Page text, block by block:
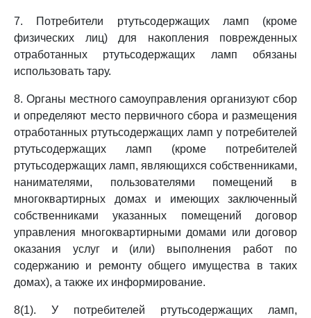
7. Потребители ртутьсодержащих ламп (кроме
физических лиц) для накопления поврежденных
отработанных ртутьсодержащих ламп обязаны
использовать тару.
8. Органы местного самоуправления организуют сбор
и определяют место первичного сбора и размещения
отработанных ртутьсодержащих ламп у потребителей
ртутьсодержащих ламп (кроме потребителей
ртутьсодержащих ламп, являющихся собственниками,
нанимателями, пользователями помещений в
многоквартирных домах и имеющих заключенный
собственниками указанных помещений договор
управления многоквартирными домами или договор
оказания услуг и (или) выполнения работ по
содержанию и ремонту общего имущества в таких
домах), а также их информирование.
8(1). У потребителей ртутьсодержащих ламп,